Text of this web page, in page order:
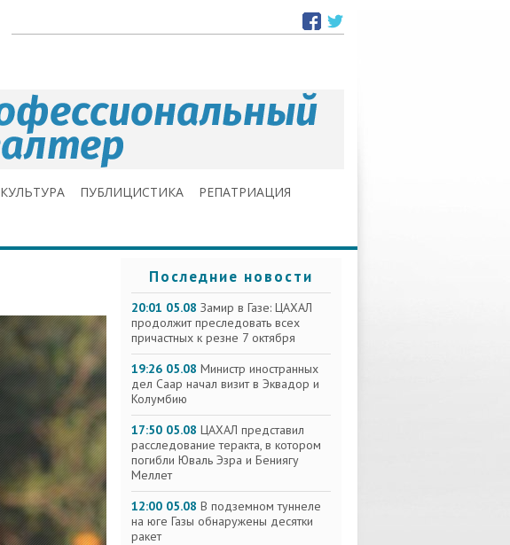
КУЛЬТУРА ПУБЛИЦИСТИКА РЕПАТРИАЦИЯ
Последние новости
20:01 05.08 Замир в Газе: ЦАХАЛ
продолжит преследовать всех
причастных к резне 7 октября
19:26 05.08 Министр иностранных
дел Саар начал визит в Эквадор и
Колумбию
17:50 05.08 ЦАХАЛ представил
расследование теракта, в котором
погибли Юваль Эзра и Бениягу
Меллет
12:00 05.08 В подземном туннеле
на юге Газы обнаружены десятки
ракет